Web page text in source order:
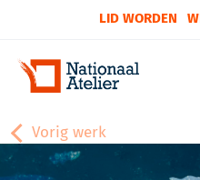
LID WORDEN
Vorig werk